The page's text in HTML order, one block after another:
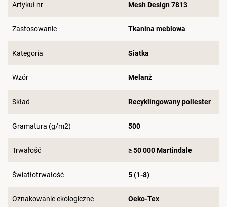
Artykuł nr Mesh Design 7813
Zastosowanie Tkanina meblowa
Kategoria Siatka
Wzór Melanż
Skład Recyklingowany poliester
Gramatura (g/m2) 500
Trwałość ≥ 50 000 Martindale
Światłotrwałość 5 (1-8)
Oznakowanie ekologiczne Oeko-Tex